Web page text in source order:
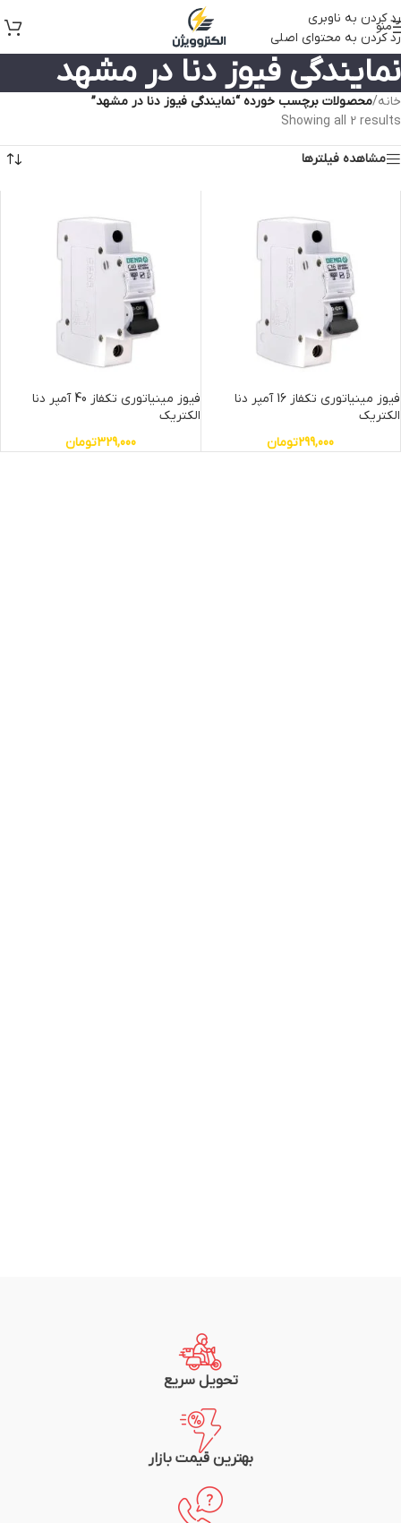
رد کردن به ناوبری
رد کردن به محتوای اصلی
منو
نمایندگی فیوز دنا در مشهد
خانه/محصولات برچسب خورده “نمایندگی فیوز دنا در مشهد”
Showing all 2 results
مشاهده فیلترها
فیوز مینیاتوری تکفاز 16 آمپر دنا
الکتریک
299,000تومان
فیوز مینیاتوری تکفاز 40 آمپر دنا
الکتریک
329,000تومان
تحویل سریع
بهترین قیمت بازار